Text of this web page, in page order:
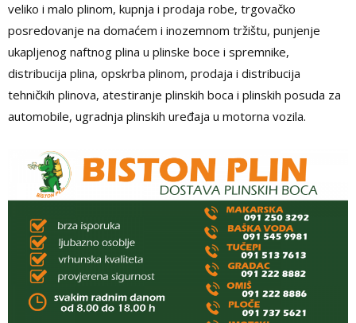
veliko i malo plinom, kupnja i prodaja robe, trgovačko
posredovanje na domaćem i inozemnom tržištu, punjenje
ukapljenog naftnog plina u plinske boce i spremnike,
distribucija plina, opskrba plinom, prodaja i distribucija
tehničkih plinova, atestiranje plinskih boca i plinskih posuda za
automobile, ugradnja plinskih uređaja u motorna vozila.